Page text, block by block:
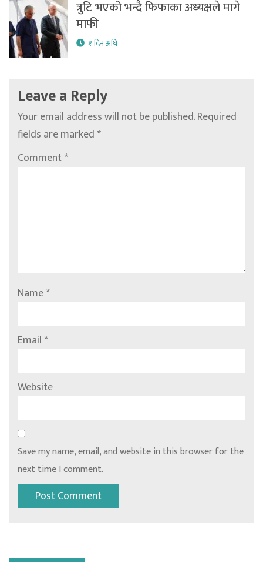
त्रुटि भएको भन्दै फिफाका अध्यक्षले मागे
माफी
१ दिन अघि
Leave a Reply
Your email address will not be published.Required
fields are marked*
Comment*
Name*
Email*
Website
Save my name, email, and website in this browser for the
next time I comment.